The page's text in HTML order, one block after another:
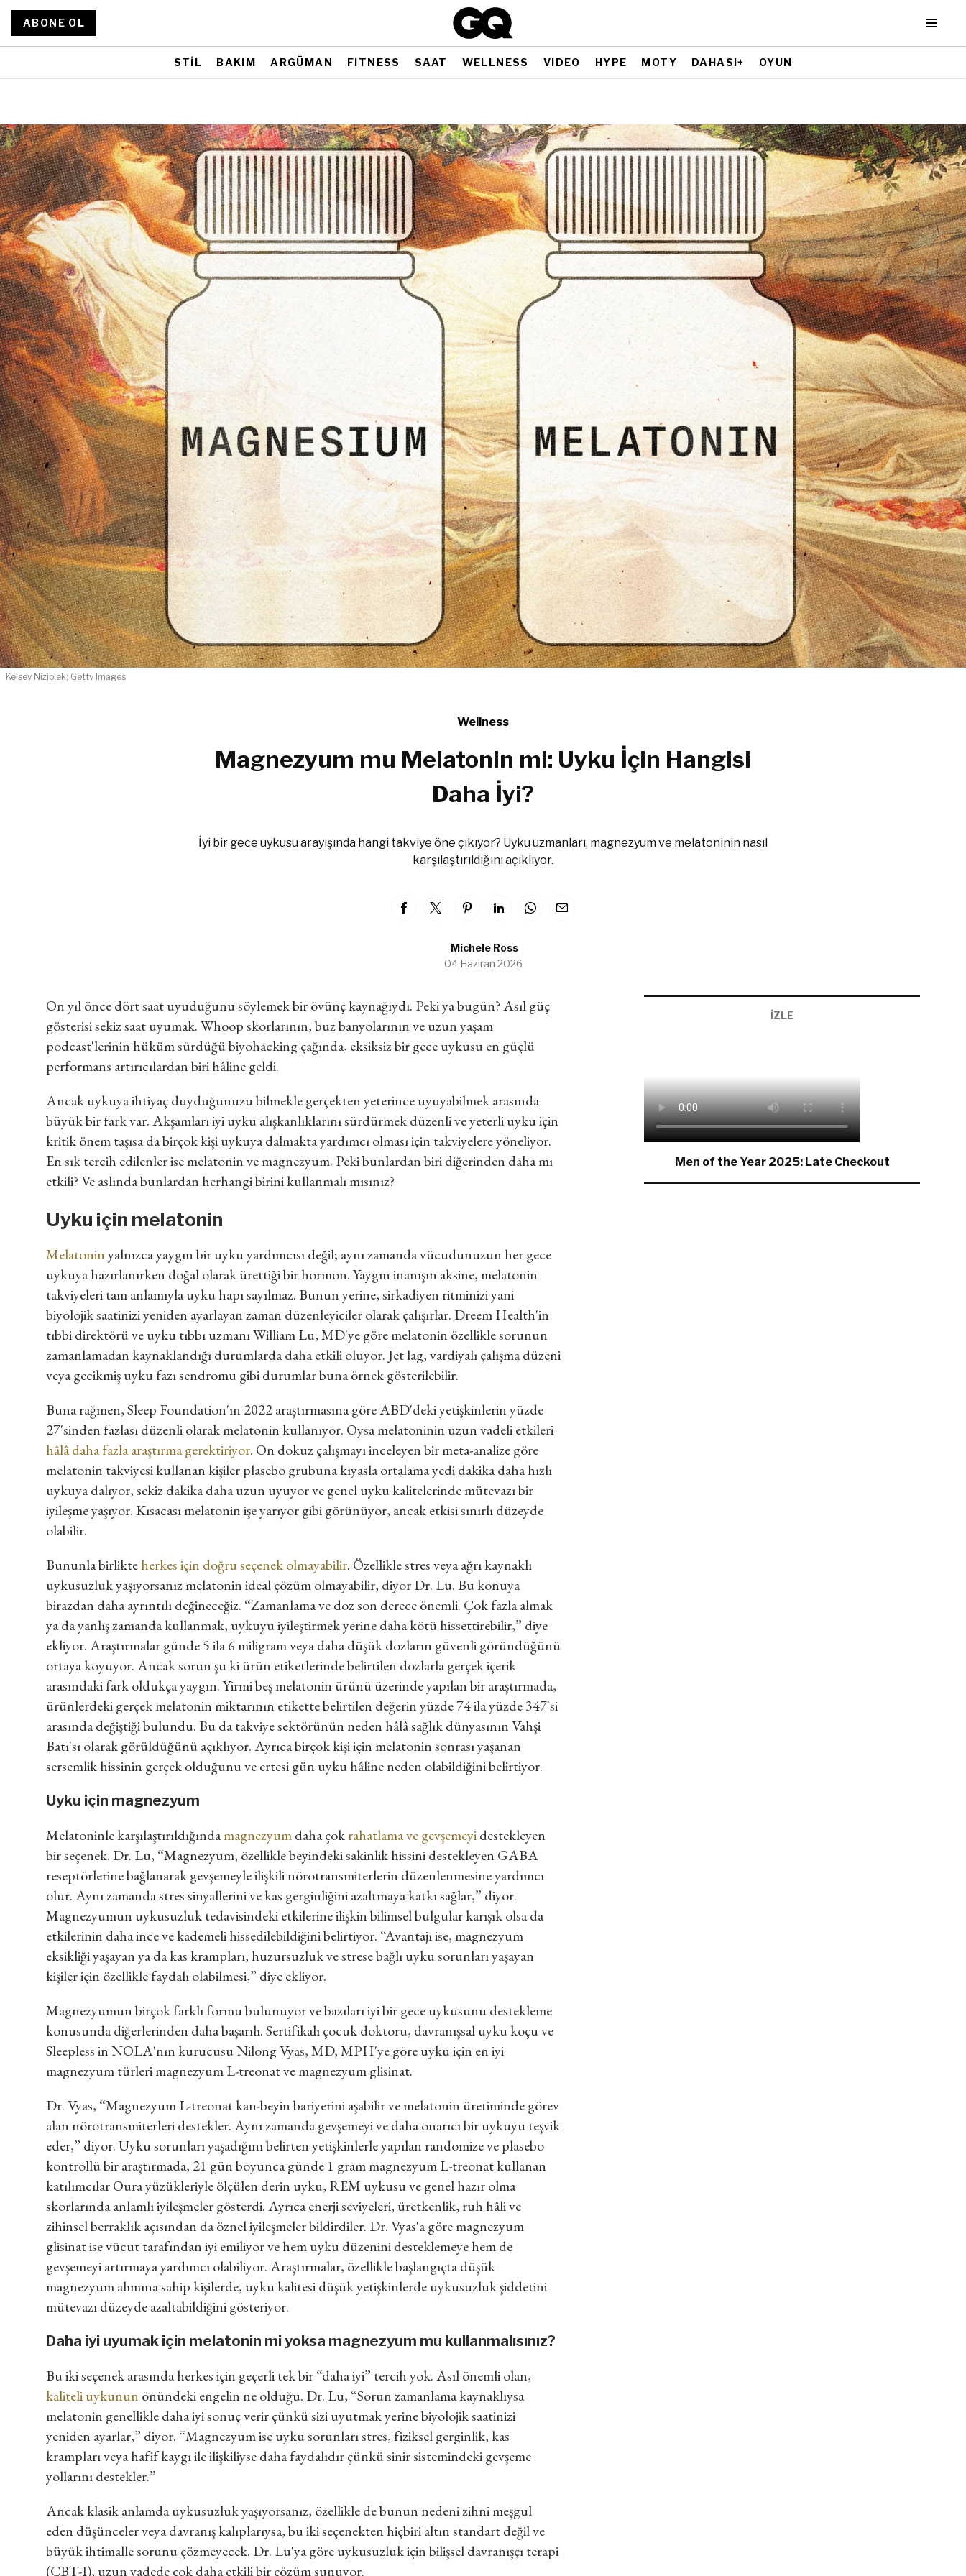
ABONE OL
STİL BAKIM ARGÜMAN FITNESS SAAT WELLNESS VIDEO HYPE MOTY DAHASI+ OYUN
Kelsey Niziolek; Getty Images
Wellness
Magnezyum mu Melatonin mi: Uyku İçin Hangisi
Daha İyi?
İyi bir gece uykusu arayışında hangi takviye öne çıkıyor? Uyku uzmanları, magnezyum ve melatoninin nasıl
karşılaştırıldığını açıklıyor.
Michele Ross
04 Haziran 2026
On yıl önce dört saat uyuduğunu söylemek bir övünç kaynağıydı. Peki ya bugün? Asıl güç
gösterisi sekiz saat uyumak. Whoop skorlarının, buz banyolarının ve uzun yaşam
podcast'lerinin hüküm sürdüğü biyohacking çağında, eksiksiz bir gece uykusu en güçlü
performans artırıcılardan biri hâline geldi.
Ancak uykuya ihtiyaç duyduğunuzu bilmekle gerçekten yeterince uyuyabilmek arasında
büyük bir fark var. Akşamları iyi uyku alışkanlıklarını sürdürmek düzenli ve yeterli uyku için
kritik önem taşısa da birçok kişi uykuya dalmakta yardımcı olması için takviyelere yöneliyor.
En sık tercih edilenler ise melatonin ve magnezyum. Peki bunlardan biri diğerinden daha mı
etkili? Ve aslında bunlardan herhangi birini kullanmalı mısınız?
Uyku için melatonin
Melatoninyalnızca yaygın bir uyku yardımcısı değil; aynı zamanda vücudunuzun her gece
uykuya hazırlanırken doğal olarak ürettiği bir hormon. Yaygın inanışın aksine, melatonin
takviyeleri tam anlamıyla uyku hapı sayılmaz. Bunun yerine, sirkadiyen ritminizi yani
biyolojik saatinizi yeniden ayarlayan zaman düzenleyiciler olarak çalışırlar. Dreem Health'in
tıbbi direktörü ve uyku tıbbı uzmanı William Lu, MD'ye göre melatonin özellikle sorunun
zamanlamadan kaynaklandığı durumlarda daha etkili oluyor. Jet lag, vardiyalı çalışma düzeni
veya gecikmiş uyku fazı sendromu gibi durumlar buna örnek gösterilebilir.
Buna rağmen, Sleep Foundation'ın 2022 araştırmasına göre ABD'deki yetişkinlerin yüzde
27'sinden fazlası düzenli olarak melatonin kullanıyor. Oysa melatoninin uzun vadeli etkileri
hâlâ daha fazla araştırma gerektiriyor. On dokuz çalışmayı inceleyen bir meta-analize göre
melatonin takviyesi kullanan kişiler plasebo grubuna kıyasla ortalama yedi dakika daha hızlı
uykuya dalıyor, sekiz dakika daha uzun uyuyor ve genel uyku kalitelerinde mütevazı bir
iyileşme yaşıyor. Kısacası melatonin işe yarıyor gibi görünüyor, ancak etkisi sınırlı düzeyde
olabilir.
Bununla birlikteherkes için doğru seçenek olmayabilir. Özellikle stres veya ağrı kaynaklı
uykusuzluk yaşıyorsanız melatonin ideal çözüm olmayabilir, diyor Dr. Lu. Bu konuya
birazdan daha ayrıntılı değineceğiz. “Zamanlama ve doz son derece önemli. Çok fazla almak
ya da yanlış zamanda kullanmak, uykuyu iyileştirmek yerine daha kötü hissettirebilir,” diye
ekliyor. Araştırmalar günde 5 ila 6 miligram veya daha düşük dozların güvenli göründüğünü
ortaya koyuyor. Ancak sorun şu ki ürün etiketlerinde belirtilen dozlarla gerçek içerik
arasındaki fark oldukça yaygın. Yirmi beş melatonin ürünü üzerinde yapılan bir araştırmada,
ürünlerdeki gerçek melatonin miktarının etikette belirtilen değerin yüzde 74 ila yüzde 347'si
arasında değiştiği bulundu. Bu da takviye sektörünün neden hâlâ sağlık dünyasının Vahşi
Batı'sı olarak görüldüğünü açıklıyor. Ayrıca birçok kişi için melatonin sonrası yaşanan
sersemlik hissinin gerçek olduğunu ve ertesi gün uyku hâline neden olabildiğini belirtiyor.
Uyku için magnezyum
Melatoninle karşılaştırıldığındamagnezyumdaha çokrahatlama ve gevşemeyidestekleyen
bir seçenek. Dr. Lu, “Magnezyum, özellikle beyindeki sakinlik hissini destekleyen GABA
reseptörlerine bağlanarak gevşemeyle ilişkili nörotransmiterlerin düzenlenmesine yardımcı
olur. Aynı zamanda stres sinyallerini ve kas gerginliğini azaltmaya katkı sağlar,” diyor.
Magnezyumun uykusuzluk tedavisindeki etkilerine ilişkin bilimsel bulgular karışık olsa da
etkilerinin daha ince ve kademeli hissedilebildiğini belirtiyor. “Avantajı ise, magnezyum
eksikliği yaşayan ya da kas krampları, huzursuzluk ve strese bağlı uyku sorunları yaşayan
kişiler için özellikle faydalı olabilmesi,” diye ekliyor.
Magnezyumun birçok farklı formu bulunuyor ve bazıları iyi bir gece uykusunu destekleme
konusunda diğerlerinden daha başarılı. Sertifikalı çocuk doktoru, davranışsal uyku koçu ve
Sleepless in NOLA'nın kurucusu Nilong Vyas, MD, MPH'ye göre uyku için en iyi
magnezyum türleri magnezyum L-treonat ve magnezyum glisinat.
Dr. Vyas, “Magnezyum L-treonat kan-beyin bariyerini aşabilir ve melatonin üretiminde görev
alan nörotransmiterleri destekler. Aynı zamanda gevşemeyi ve daha onarıcı bir uykuyu teşvik
eder,” diyor. Uyku sorunları yaşadığını belirten yetişkinlerle yapılan randomize ve plasebo
kontrollü bir araştırmada, 21 gün boyunca günde 1 gram magnezyum L-treonat kullanan
katılımcılar Oura yüzükleriyle ölçülen derin uyku, REM uykusu ve genel hazır olma
skorlarında anlamlı iyileşmeler gösterdi. Ayrıca enerji seviyeleri, üretkenlik, ruh hâli ve
zihinsel berraklık açısından da öznel iyileşmeler bildirdiler. Dr. Vyas'a göre magnezyum
glisinat ise vücut tarafından iyi emiliyor ve hem uyku düzenini desteklemeye hem de
gevşemeyi artırmaya yardımcı olabiliyor. Araştırmalar, özellikle başlangıçta düşük
magnezyum alımına sahip kişilerde, uyku kalitesi düşük yetişkinlerde uykusuzluk şiddetini
mütevazı düzeyde azaltabildiğini gösteriyor.
Daha iyi uyumak için melatonin mi yoksa magnezyum mu kullanmalısınız?
Bu iki seçenek arasında herkes için geçerli tek bir “daha iyi” tercih yok. Asıl önemli olan,
kaliteli uykunun önündeki engelin ne olduğu. Dr. Lu, “Sorun zamanlama kaynaklıysa
melatonin genellikle daha iyi sonuç verir çünkü sizi uyutmak yerine biyolojik saatinizi
yeniden ayarlar,” diyor. “Magnezyum ise uyku sorunları stres, fiziksel gerginlik, kas
krampları veya hafif kaygı ile ilişkiliyse daha faydalıdır çünkü sinir sistemindeki gevşeme
yollarını destekler.”
Ancak klasik anlamda uykusuzluk yaşıyorsanız, özellikle de bunun nedeni zihni meşgul
eden düşünceler veya davranış kalıplarıysa, bu iki seçenekten hiçbiri altın standart değil ve
büyük ihtimalle sorunu çözmeyecek. Dr. Lu'ya göre uykusuzluk için bilişsel davranışçı terapi
(CBT-I), uzun vadede çok daha etkili bir çözüm sunuyor.
İZLE
Men of the Year 2025: Late Checkout